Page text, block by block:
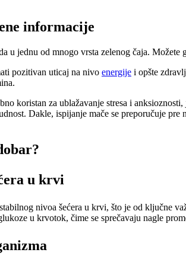
informacije
u jednu od mnogo vrsta zelenog čaja.
pozitivan uticaj na nivo energije i opšte
koristan za ublažavanje stresa i
Dakle, ispijanje mače se preporučuje
u krvi
nivoa šećera u krvi, što je od ključne
u krvotok, čime se sprečavaju nagle